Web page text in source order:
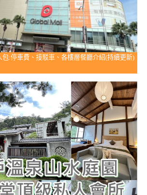
包:停車費、接駁車、各樓層餐廳介紹(持續更新)